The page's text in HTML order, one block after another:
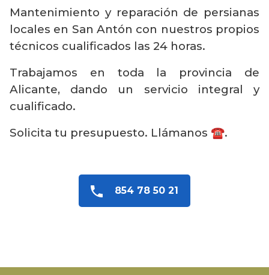
Mantenimiento y reparación de persianas
locales en San Antón con nuestros propios
técnicos cualificados las 24 horas.
Trabajamos en toda la provincia de
Alicante, dando un servicio integral y
cualificado.
Solicita tu presupuesto. Llámanos ☎️.
854 78 50 21